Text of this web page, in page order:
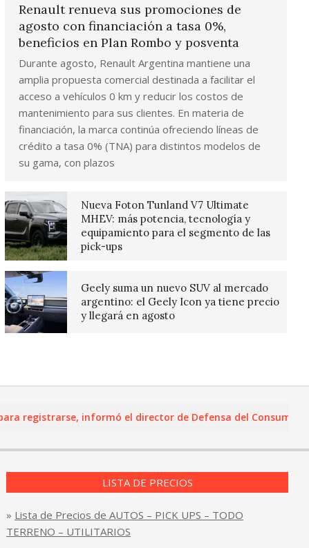
Renault renueva sus promociones de
agosto con financiación a tasa 0%,
beneficios en Plan Rombo y posventa
Durante agosto, Renault Argentina mantiene una
amplia propuesta comercial destinada a facilitar el
acceso a vehículos 0 km y reducir los costos de
mantenimiento para sus clientes. En materia de
financiación, la marca continúa ofreciendo líneas de
crédito a tasa 0% (TNA) para distintos modelos de
su gama, con plazos
Nueva Foton Tunland V7 Ultimate
MHEV: más potencia, tecnología y
equipamiento para el segmento de las
pick-ups
Geely suma un nuevo SUV al mercado
argentino: el Geely Icon ya tiene precio
y llegará en agosto
informó el director de Defensa del Consumidor y
LISTA DE PRECIOS
» Lista de Precios de AUTOS – PICK UPS – TODO
TERRENO – UTILITARIOS